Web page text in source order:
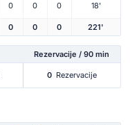
0 0 0 18'
0 0 0 221'
Rezervacije / 90 min
0 Rezervacije